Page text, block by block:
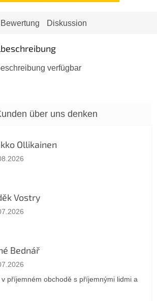
Bewertung Diskussion
verfügbar
Ollikainen
Bewertung beträgt 5 von 5 Sternen.
Vostry
Bewertung beträgt 5 von 5 Sternen.
Bednář
Bewertung beträgt 5 von 5 Sternen.
příjemném obchodě s příjemnými lidmi a